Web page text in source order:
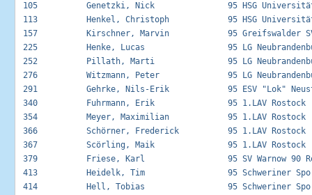
105          Genetzki, Nick               95 HSG
113          Henkel, Christoph            95 HSG
157          Kirschner, Marvin            95
225          Henke, Lucas                 95 LG
252          Pillath, Marti               95 LG
276          Witzmann, Peter              95 LG
291          Gehrke, Nils-Erik            95 ESV
340          Fuhrmann, Erik               95
354          Meyer, Maximilian            95
366          Schörner, Frederick          95
367          Scörling, Maik               95
379          Friese, Karl                 95 SV
413          Heidelk, Tim                 95
414          Hell, Tobias                 95